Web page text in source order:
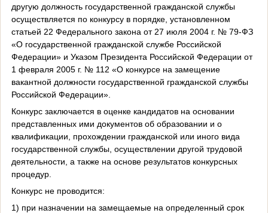
другую должность государственной гражданской службы
осуществляется по конкурсу в порядке, установленном
статьей 22 Федерального закона от 27 июля 2004 г. № 79-ФЗ
«О государственной гражданской службе Российской
Федерации» и Указом Президента Российской Федерации от
1 февраля 2005 г. № 112 «О конкурсе на замещение
вакантной должности государственной гражданской службы
Российской Федерации».
Конкурс заключается в оценке кандидатов на основании
представленных ими документов об образовании и о
квалификации, прохождении гражданской или иного вида
государственной службы, осуществлении другой трудовой
деятельности, а также на основе результатов конкурсных
процедур.
Конкурс не проводится:
1) при назначении на замещаемые на определенный срок